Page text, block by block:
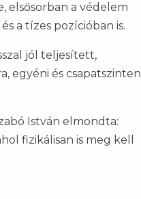
elsősorban a védelem
a tízes pozícióban is.
jól teljesített,
egyéni és csapatszinten
István elmondta:
fizikálisan is meg kell